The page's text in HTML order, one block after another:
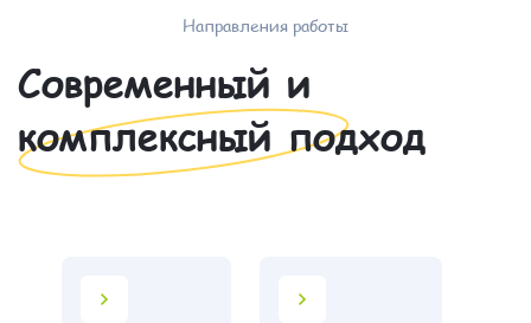
Направления работы
Современный и
комплексный подход